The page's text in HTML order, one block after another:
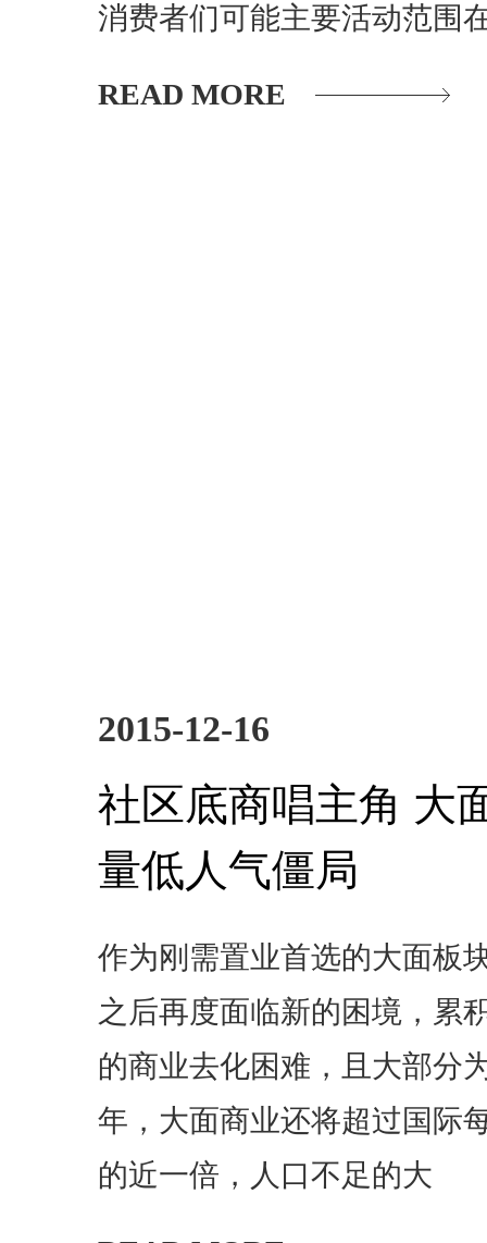
消费者们可能主要活动范围
READ MORE
2015-12-16
社区底商唱主角 大
量低人气僵局
作为刚需置业首选的大面板
之后再度面临新的困境，累
的商业去化困难，且大部分
年，大面商业还将超过国际
的近一倍，人口不足的大